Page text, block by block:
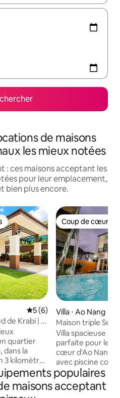
de maisons
les mieux notées
: ces maisons acceptant les
pour leur emplacement,
bien plus encore.
plus appréciés
Évaluation moyenne sur
5 (6)
de Krabi | 2
| Entière
quartier
dans la
3 kilomètres
La plage,
supérettes
tous à
Coup de cœur
Coup de cœur
Villa ⋅ Ao Nang
Maison triple Sea
Ao Nang
Villa spacieuse
parfaite pour les
cœur d'Ao Nang
avec piscine
jusqu'à 14 personnes. Idéal
famille, les
retraites d'équipe. Une
populaires
maisons acceptant